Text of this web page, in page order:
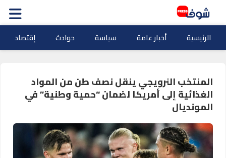
الرئيسية أخبار عامة سياسة حوادث إقتصاد
المنتخب النرويجي ينقل نصف طن من المواد
الغذائية إلى أمريكا لضمان “حمية وطنية” في
المونديال